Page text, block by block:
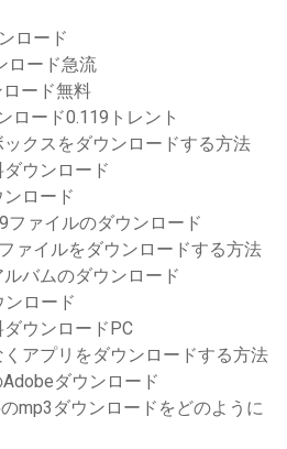
ロード
ロード急流
ード無料
ロード0.119トレント
クスをダウンロードする方法
ウンロード
ロード
ファイルのダウンロード
ァイルをダウンロードする方法
バムのダウンロード
ロード
ウンロードPC
アプリをダウンロードする方法
ダウンロード
mp3ダウンロードをどのように